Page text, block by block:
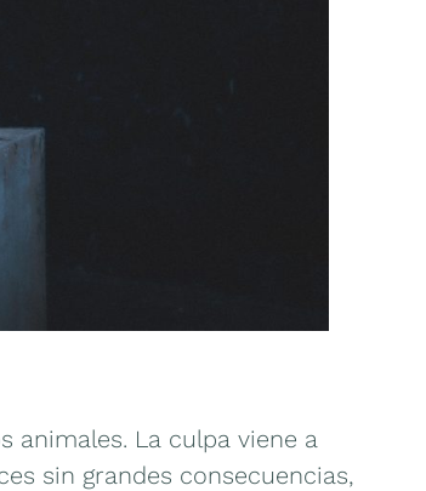
animales. La culpa viene a
sin grandes consecuencias,